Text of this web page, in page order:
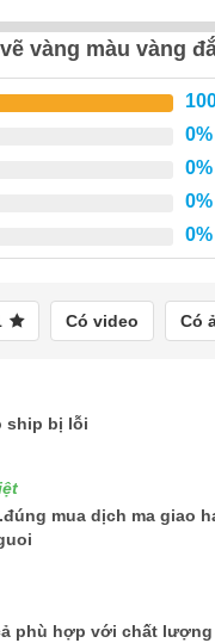
vàng màu vàng
0%
0%
0%
0%
Có video Có
ship bị lỗi
mua dịch ma giao
phù hợp với chất lượng